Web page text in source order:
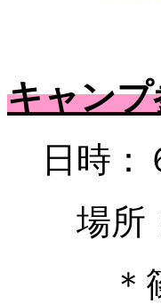
キャン
日時：
場所
＊篠沢